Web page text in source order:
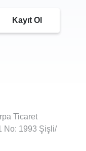
Kayıt Ol
Ticaret
No: 1993 Şişli/